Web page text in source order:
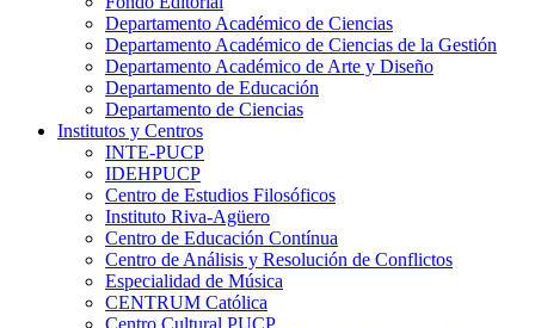
Departamento Académico de Ciencias
Departamento Académico de Ciencias de la Gestión
Departamento Académico de Arte y Diseño
Departamento de Educación
Departamento de Ciencias
Institutos y Centros
INTE-PUCP
IDEHPUCP
Centro de Estudios Filosóficos
Instituto Riva-Agüero
Centro de Educación Contínua
Centro de Análisis y Resolución de Conflictos
Especialidad de Música
CENTRUM Católica
Centro Cultural PUCP